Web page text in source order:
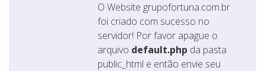
O Website grupofortuna.com.br
foi criado com sucesso no
servidor! Por favor apague o
arquivo default.php da pasta
public_html e então envie seu